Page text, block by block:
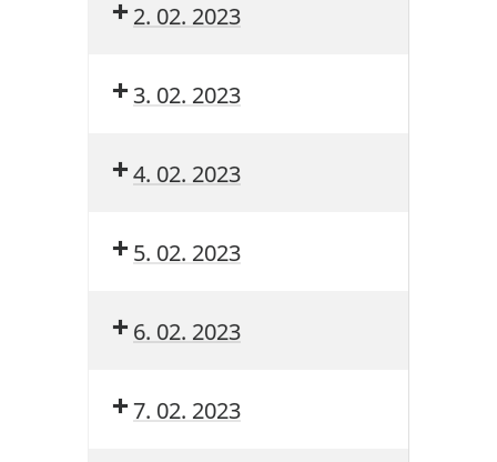
2. 02. 2023
3. 02. 2023
4. 02. 2023
5. 02. 2023
6. 02. 2023
7. 02. 2023